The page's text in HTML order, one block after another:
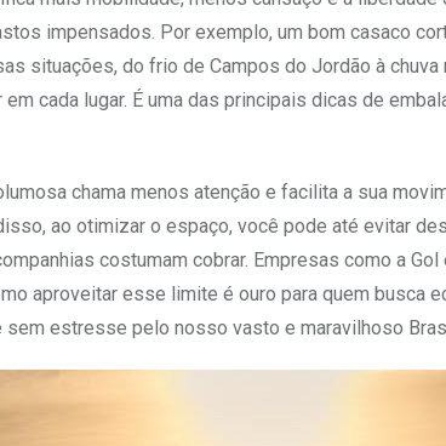
impensados. Por exemplo, um bom casaco
situações, do frio de Campos do Jordão à chuva
cada lugar. É uma das principais dicas de
chama menos atenção e facilita a sua
ao otimizar o espaço, você pode até evitar
costumam cobrar. Empresas como a Gol
aproveitar esse limite é ouro para quem busca
sem estresse pelo nosso vasto e maravilhoso